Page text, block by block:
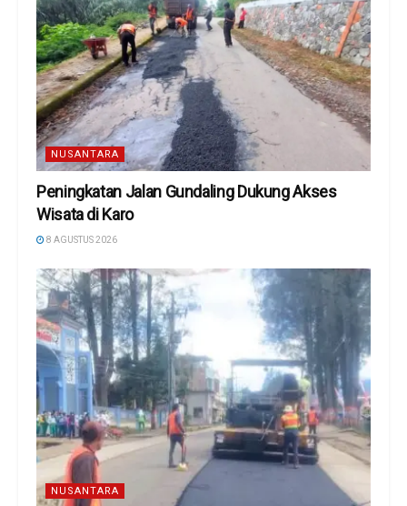
NUSANTARA
Peningkatan Jalan Gundaling Dukung Akses
Wisata di Karo
8 AGUSTUS 2026
NUSANTARA